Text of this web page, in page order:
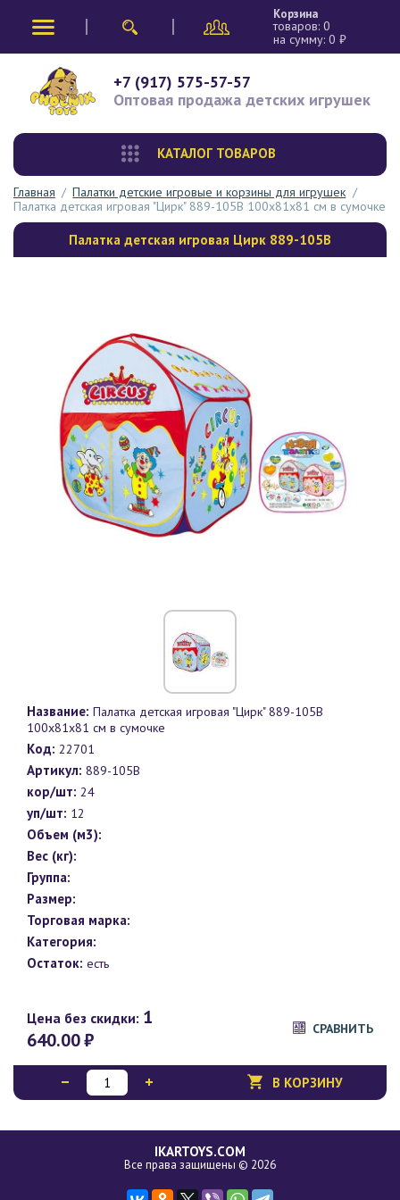
Корзина
товаров: 0
на сумму: 0₽
+7 (917) 575-57-57
Оптовая продажа детских игрушек
КАТАЛОГ ТОВАРОВ
Главная / Палатки детские игровые и корзины для игрушек /
Палатка детская игровая "Цирк" 889-105B 100х81х81 см в сумочке
Палатка детская игровая Цирк 889-105B
Название: Палатка детская игровая "Цирк" 889-105B
100х81х81 см в сумочке
Код: 22701
Артикул: 889-105B
кор/шт: 24
уп/шт: 12
Объем (м3):
Вес (кг):
Группа:
Размер:
Торговая марка:
Категория:
Остаток: есть
Цена без скидки: 1
640.00₽ СРАВНИТЬ
В КОРЗИНУ
IKARTOYS.COM
Все права защищены © 2026